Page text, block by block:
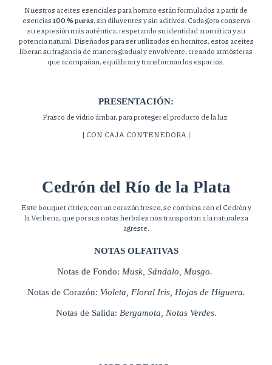
Nuestros aceites esenciales para hornito están formulados a partir de
esencias100 % puras, sin diluyentes y sin aditivos. Cada gota conserva
su expresión más auténtica, respetando su identidad aromática y su
potencia natural. Diseñados para ser utilizados en hornitos, estos aceites
liberan su fragancia de manera gradual y envolvente, creando atmósferas
que acompañan, equilibran y transforman los espacios.
PRESENTACIÓN:
Frasco de vidrio ámbar, para proteger el producto de la luz
| CON CAJA CONTENEDORA |
Cedrón del Río de la Plata
Este bouquet cítrico, con un corazón fresco, se combina con el Cedrón y
la Verbena, que por sus notas herbales nos transportan a la naturaleza
agreste.
NOTAS OLFATIVAS
Notas de Fondo: Musk, Sándalo, Musgo.
Notas de Corazón: Violeta, Floral Iris, Hojas de Higuera.
Notas de Salida: Bergamota, Notas Verdes.